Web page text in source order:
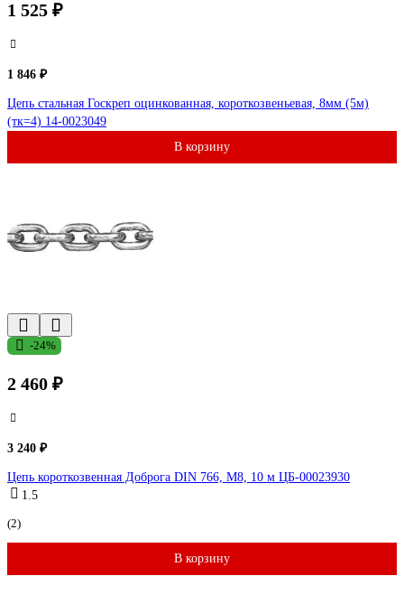
1 525 ₽
1 846 ₽
Цепь стальная Госкреп оцинкованная, короткозвеньевая, 8мм (5м)
(тк=4) 14-0023049
В корзину
-24%
2 460 ₽
3 240 ₽
Цепь короткозвенная Доброга DIN 766, М8, 10 м ЦБ-00023930
1.5
(2)
В корзину